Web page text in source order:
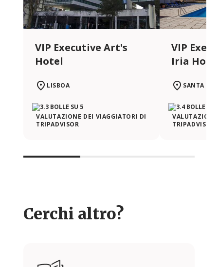
VIP Executive Art's
Hotel
LISBOA
VALUTAZIONE DEI VIAGGIATORI DI
TRIPADVISOR
VIP
Iria
SANTA
TRIPADVISOR
Cerchi altro?